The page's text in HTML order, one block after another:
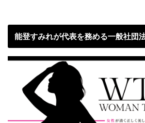
能登すみれが代表を務める一般社団